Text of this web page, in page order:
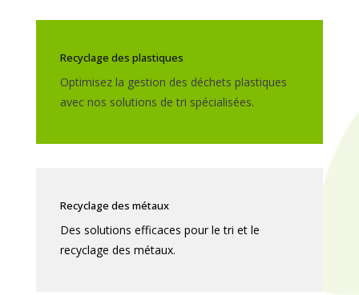
Recyclage des plastiques
Optimisez la gestion des déchets plastiques
avec nos solutions de tri spécialisées.
Recyclage des métaux
Des solutions efficaces pour le tri et le
recyclage des métaux.